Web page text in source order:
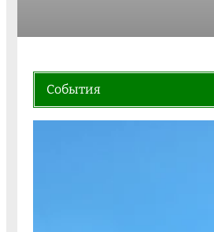
События